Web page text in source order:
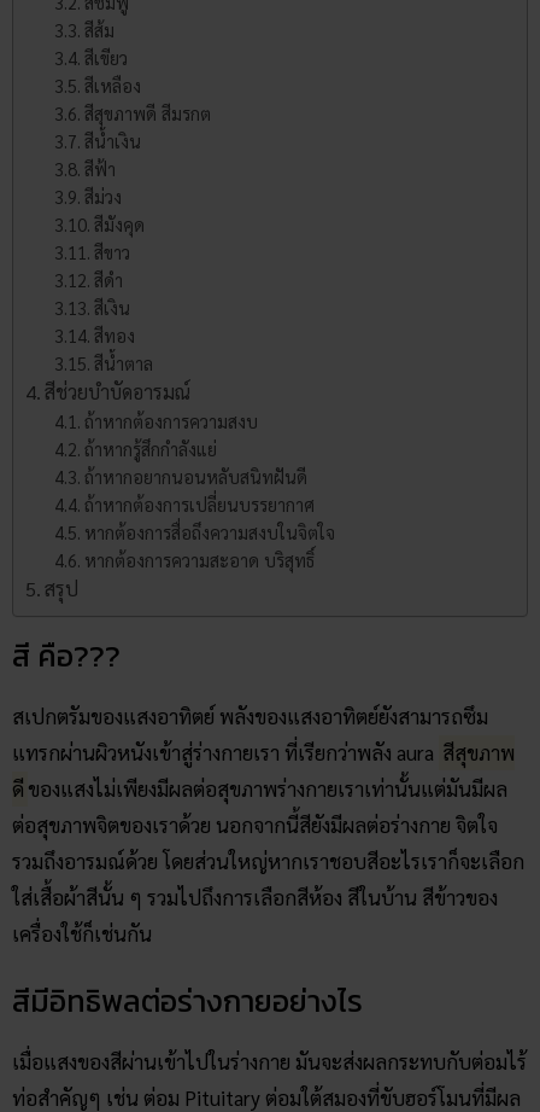
สีส้ม
สีเขียว
สีเหลือง
สีสุขภาพดี สีมรกต
สีน้ำเงิน
สีฟ้า
สีม่วง
สีมังคุด
สีขาว
สีดำ
สีเงิน
สีทอง
สีน้ำตาล
สีช่วยบำบัดอารมณ์
ถ้าหากต้องการความสงบ
ถ้าหากรู้สึกกำลังแย่
ถ้าหากอยากนอนหลับสนิทฝันดี
ถ้าหากต้องการเปลี่ยนบรรยากาศ
หากต้องการสื่อถึงความสงบในจิตใจ
หากต้องการความสะอาด บริสุทธิ์
สรุป
สี คือ???
สเปกตรัมของแสงอาทิตย์ พลังของแสงอาทิตย์ยังสามารถซึม
แทรกผ่านผิวหนังเข้าสู่ร่างกายเรา ที่เรียกว่าพลัง aura สีสุขภาพ
ดี ของแสงไม่เพียงมีผลต่อสุขภาพร่างกายเราเท่านั้นแต่มันมีผล
ต่อสุขภาพจิตของเราด้วย นอกจากนี้สียังมีผลต่อร่างกาย จิตใจ
รวมถึงอารมณ์ด้วย โดยส่วนใหญ่หากเราชอบสีอะไรเราก็จะเลือก
ใส่เสื้อผ้าสีนั้น ๆ รวมไปถึงการเลือกสีห้อง สีในบ้าน สีข้าวของ
เครื่องใช้ก็เช่นกัน
สีมีอิทธิพลต่อร่างกายอย่างไร
เมื่อแสงของสีผ่านเข้าไปในร่างกาย มันจะส่งผลกระทบกับต่อมไร้
ท่อสำคัญๆ เช่น ต่อม Pituitary ต่อมใต้สมองที่ขับฮอร์โมนที่มีผล